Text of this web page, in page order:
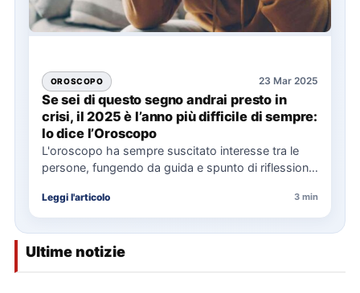
OROSCOPO 23 Mar 2025
Se sei di questo segno andrai presto in
crisi, il 2025 è l’anno più difficile di sempre:
lo dice l’Oroscopo
L'oroscopo ha sempre suscitato interesse tra le
persone, fungendo da guida e spunto di riflessione
Leggi l'articolo 3 min
Ultime notizie